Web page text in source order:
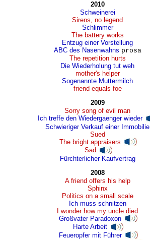
2010
Schweinerei
Sirens, no legend
Schlimmer
The battery works
Entzug einer Vorstellung
ABC des Nasenwahns prosa
The repetition hurts
Die Wiederholung tut weh
mother's helper
Sogenannte Muttermilch
friend equals foe
2009
Sorry song of evil man
Ich treffe den Wiedergaenger wieder
Schwieriger Verkauf einer Immobilie
Sued
The bright appraisers
Sad
Fürchterlicher Kaufvertrag
2008
A friend offers his help
Sphinx
Politics on a small scale
Ich muss schnitzen
I wonder how my uncle died
Großvater Paradoxon
Harte Arbeit
Feueropfer mit Führer